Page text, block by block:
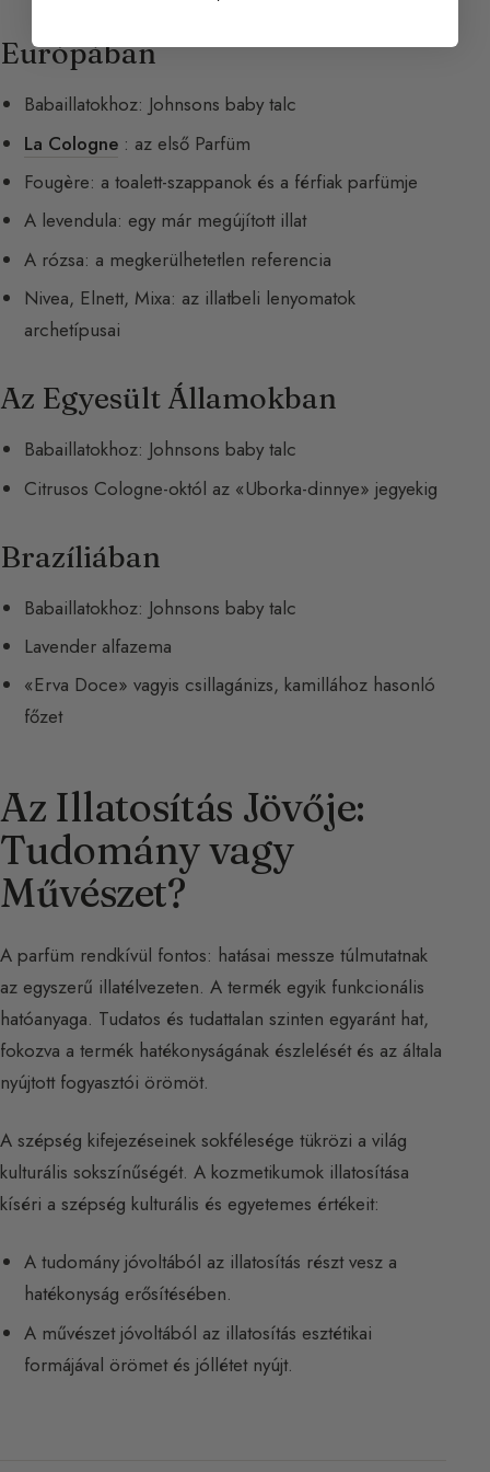
Európában
Babaillatokhoz: Johnsons baby talc
La Cologne : az első Parfüm
Fougère: a toalett-szappanok és a férfiak parfümje
A levendula: egy már megújított illat
A rózsa: a megkerülhetetlen referencia
Nivea, Elnett, Mixa: az illatbeli lenyomatok
archetípusai
Az Egyesült Államokban
Babaillatokhoz: Johnsons baby talc
Citrusos Cologne-októl az «Uborka-dinnye» jegyekig
Brazíliában
Babaillatokhoz: Johnsons baby talc
Lavender alfazema
«Erva Doce» vagyis csillagánizs, kamillához hasonló
főzet
Az Illatosítás Jövője:
Tudomány vagy
Művészet?
A parfüm rendkívül fontos: hatásai messze túlmutatnak
az egyszerű illatélvezeten. A termék egyik funkcionális
hatóanyaga. Tudatos és tudattalan szinten egyaránt hat,
fokozva a termék hatékonyságának észlelését és az általa
nyújtott fogyasztói örömöt.
A szépség kifejezéseinek sokfélesége tükrözi a világ
kulturális sokszínűségét. A kozmetikumok illatosítása
kíséri a szépség kulturális és egyetemes értékeit:
A tudomány jóvoltából az illatosítás részt vesz a
hatékonyság erősítésében.
A művészet jóvoltából az illatosítás esztétikai
formájával örömet és jóllétet nyújt.